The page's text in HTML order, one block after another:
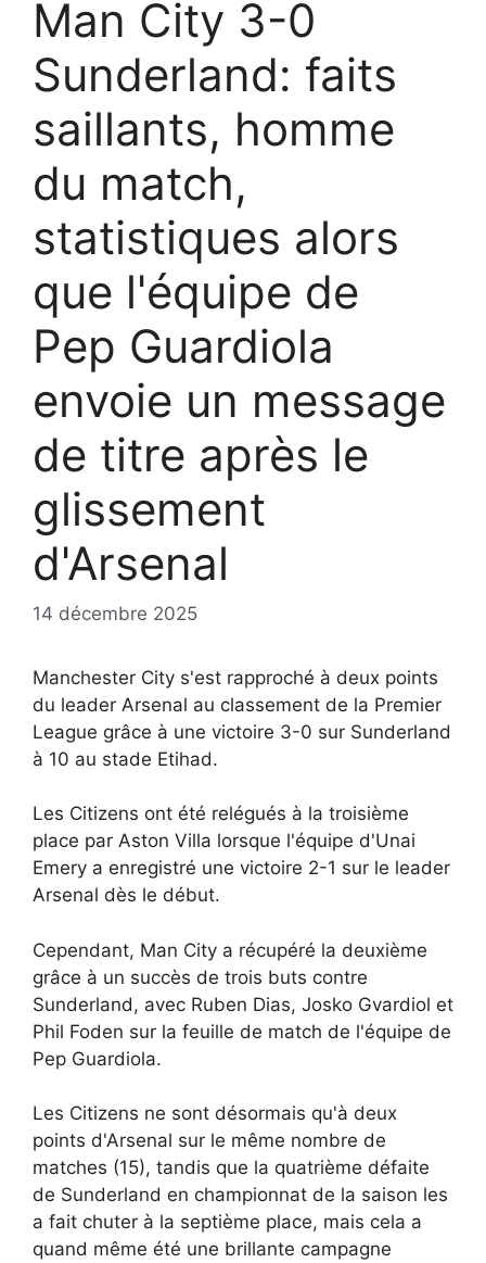
Man City 3-0
Sunderland: faits
saillants, homme
du match,
statistiques alors
que l'équipe de
Pep Guardiola
envoie un message
de titre après le
glissement
d'Arsenal
14 décembre 2025
Manchester City s'est rapproché à deux points
du leader Arsenal au classement de la Premier
League grâce à une victoire 3-0 sur Sunderland
à 10 au stade Etihad.
Les Citizens ont été relégués à la troisième
place par Aston Villa lorsque l'équipe d'Unai
Emery a enregistré une victoire 2-1 sur le leader
Arsenal dès le début.
Cependant, Man City a récupéré la deuxième
grâce à un succès de trois buts contre
Sunderland, avec Ruben Dias, Josko Gvardiol et
Phil Foden sur la feuille de match de l'équipe de
Pep Guardiola.
Les Citizens ne sont désormais qu'à deux
points d'Arsenal sur le même nombre de
matches (15), tandis que la quatrième défaite
de Sunderland en championnat de la saison les
a fait chuter à la septième place, mais cela a
quand même été une brillante campagne